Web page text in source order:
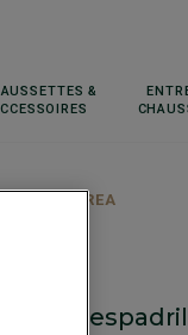
&
- PANAREA